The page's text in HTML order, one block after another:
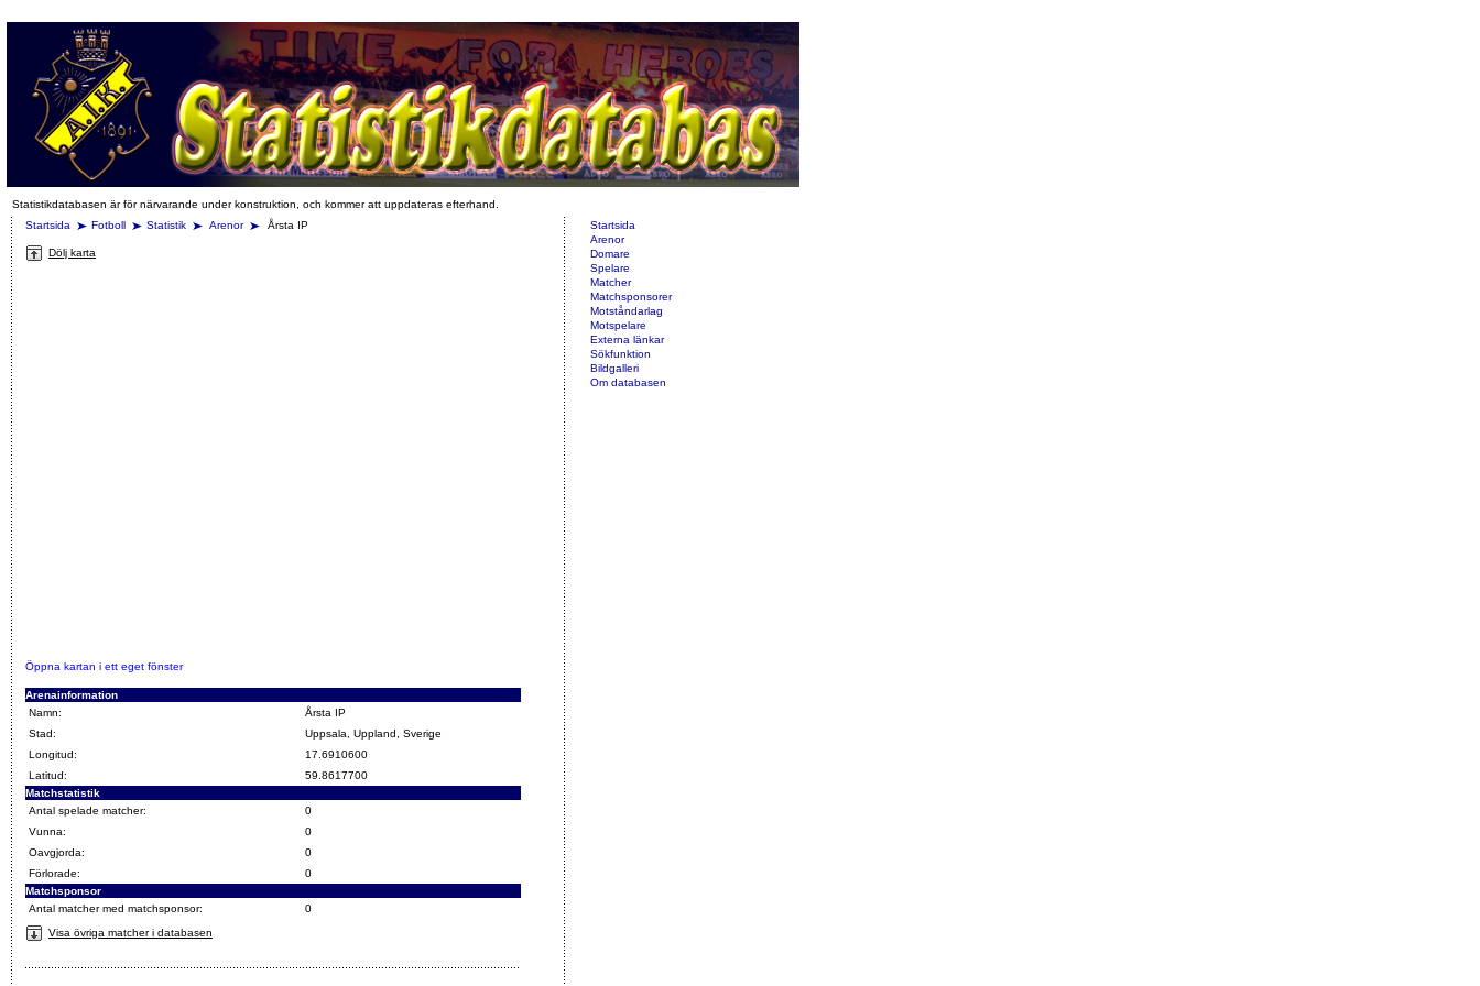
Statistikdatabasen är för närvarande under konstruktion, och kommer att uppdateras efterhand.
Startsida
Fotboll Statistik Arenor Årsta IP
Dölj karta
Öppna kartan i ett eget fönster
Arenainformation
Namn:
Årsta IP
Stad:
Uppsala, Uppland, Sverige
Longitud:
17.6910600
Latitud:
59.8617700
Matchstatistik
Antal spelade matcher:
0
Vunna:
0
Oavgjorda:
0
Förlorade:
0
Matchsponsor
Antal matcher med matchsponsor:
0
Visa övriga matcher i databasen
Startsida
Arenor
Domare
Spelare
Matcher
Matchsponsorer
Motståndarlag
Motspelare
Externa länkar
Sökfunktion
Bildgalleri
Om databasen